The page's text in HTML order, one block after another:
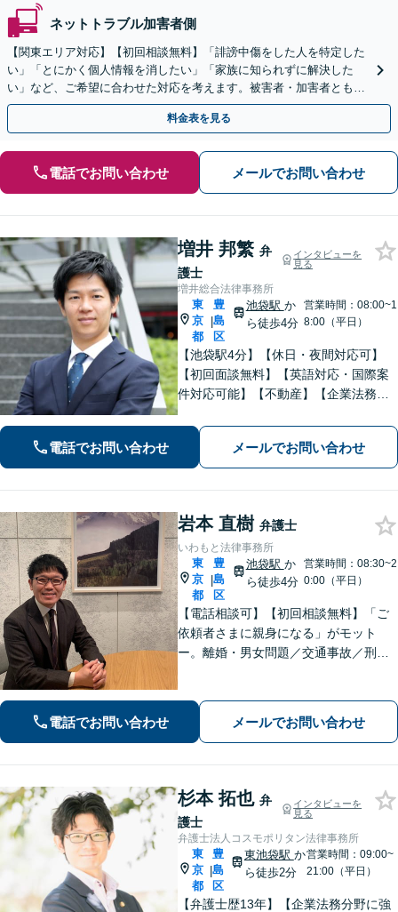
ネットトラブル加害者側
【関東エリア対応】【初回相談無料】「誹謗中傷をした人を特定した
い」「とにかく個人情報を消したい」「家族に知られずに解決した
い」など、ご希望に合わせた対応を考えます。被害者・加害者ともに
対応可。企業のネットトラブルもお任せ【土日祝対応可】
料金表を見る
電話でお問い合わせ メールでお問い合わせ
増井 邦繁 弁
護士
インタビューを
見る
増井総合法律事務所
東
京
都
|
豊
島
区
池袋駅 か
ら徒歩4分
営業時間：08:00~1
8:00（平日）
【池袋駅4分】【休日・夜間対応可】
【初回面談無料】【英語対応・国際案
件対応可能】【不動産】【企業法務】
用】仕事内容に応じて料金相談可。ま
ずはお気軽にご相談下さい。【セミナ
ー・論文掲載経験あり】【留学経験あ
り】
電話でお問い合わせ メールでお問い合わせ
岩本 直樹 弁護士
いわもと法律事務所
東
京
都
|
豊
島
区
池袋駅 か
ら徒歩4分
営業時間：08:30~2
0:00（平日）
【電話相談可】【初回相談無料】「ご
依頼者さまに親身になる」がモット
ー。離婚・男女問題／交通事故／刑事
トラブルも解決まで尽力します【休
日・夜間相談可】【完全個室】【池袋
電話でお問い合わせ メールでお問い合わせ
杉本 拓也 弁
護士
インタビューを
見る
弁護士法人コスモポリタン法律事務所
東
京
都
|
豊
島
区
東池袋駅 か
ら徒歩2分
営業時間：09:00~
21:00（平日）
【弁護士歴13年】【企業法務分野に強